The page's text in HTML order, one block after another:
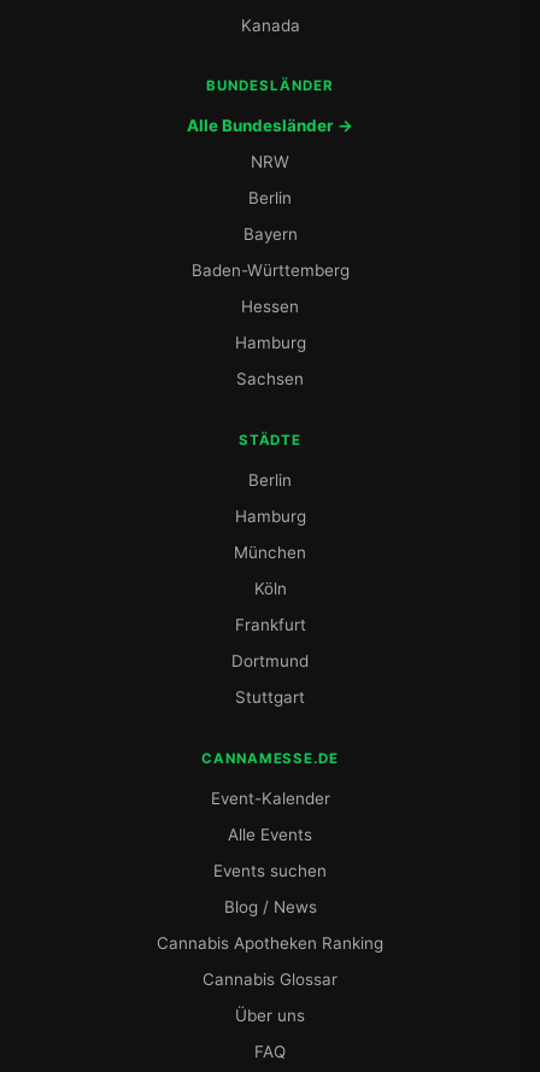
Kanada
BUNDESLÄNDER
Alle Bundesländer →
NRW
Berlin
Bayern
Baden-Württemberg
Hessen
Hamburg
Sachsen
STÄDTE
Berlin
Hamburg
München
Köln
Frankfurt
Dortmund
Stuttgart
CANNAMESSE.DE
Event-Kalender
Alle Events
Events suchen
Blog / News
Cannabis Apotheken Ranking
Cannabis Glossar
Über uns
FAQ